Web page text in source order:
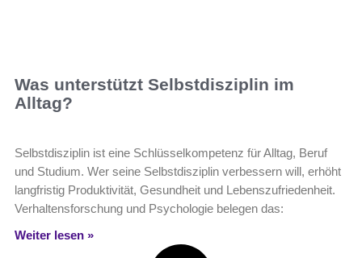
Was unterstützt Selbstdisziplin im
Alltag?
Selbstdisziplin ist eine Schlüsselkompetenz für Alltag, Beruf
und Studium. Wer seine Selbstdisziplin verbessern will, erhöht
langfristig Produktivität, Gesundheit und Lebenszufriedenheit.
Verhaltensforschung und Psychologie belegen das:
Weiter lesen »